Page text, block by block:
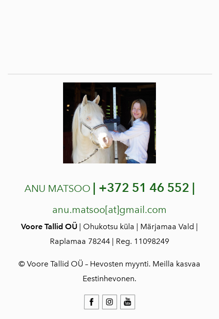
ANU MATSOO | +372 51 46 552 |
anu.matsoo[at]gmail.com
Voore Tallid OÜ
| Ohukotsu küla | Märjamaa Vald |
Raplamaa 78244 | Reg. 11098249
© Voore Tallid OÜ – Hevosten myynti. Meilla kasvaa
Eestinhevonen.